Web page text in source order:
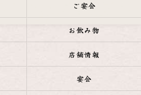
ご宴会
お飲み物
店舗情報
宴会